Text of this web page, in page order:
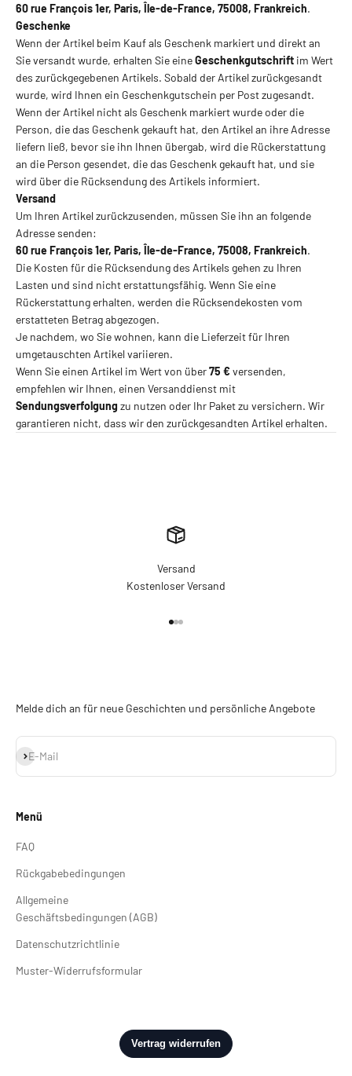
60 rue François 1er, Paris, Île-de-France, 75008, Frankreich.
Geschenke
Wenn der Artikel beim Kauf als Geschenk markiert und direkt an
Sie versandt wurde, erhalten Sie eineGeschenkgutschrift im Wert
des zurückgegebenen Artikels. Sobald der Artikel zurückgesandt
wurde, wird Ihnen ein Geschenkgutschein per Post zugesandt.
Wenn der Artikel nicht als Geschenk markiert wurde oder die
Person, die das Geschenk gekauft hat, den Artikel an ihre Adresse
liefern ließ, bevor sie ihn Ihnen übergab, wird die Rückerstattung
an die Person gesendet, die das Geschenk gekauft hat, und sie
wird über die Rücksendung des Artikels informiert.
Versand
Um Ihren Artikel zurückzusenden, müssen Sie ihn an folgende
Adresse senden:
60 rue François 1er, Paris, Île-de-France, 75008, Frankreich.
Die Kosten für die Rücksendung des Artikels gehen zu Ihren
Lasten und sind nicht erstattungsfähig. Wenn Sie eine
Rückerstattung erhalten, werden die Rücksendekosten vom
erstatteten Betrag abgezogen.
Je nachdem, wo Sie wohnen, kann die Lieferzeit für Ihren
umgetauschten Artikel variieren.
Wenn Sie einen Artikel im Wert von über75 €versenden,
empfehlen wir Ihnen, einen Versanddienst mit
Sendungsverfolgung zu nutzen oder Ihr Paket zu versichern. Wir
garantieren nicht, dass wir den zurückgesandten Artikel erhalten.
Versand
Kostenloser Versand
Melde dich an für neue Geschichten und persönliche Angebote
E-Mail
Abonnieren
Menü
FAQ
Rückgabebedingungen
Allgemeine
Geschäftsbedingungen (AGB)
Datenschutzrichtlinie
Muster-Widerrufsformular